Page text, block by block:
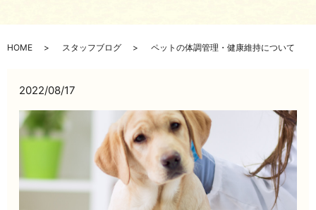
HOME スタッフブログ ペットの体調管理・健康維持について
2022/08/17